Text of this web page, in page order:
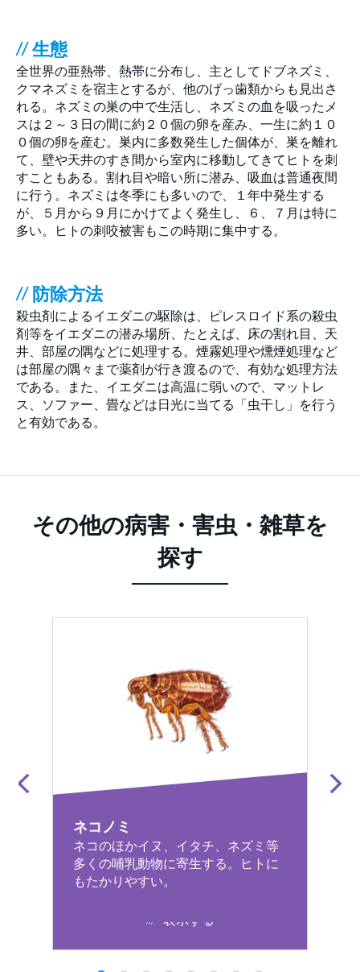
// 生態
全世界の亜熱帯、熱帯に分布し、主としてドブネズミ、
クマネズミを宿主とするが、他のげっ歯類からも見出さ
れる。ネズミの巣の中で生活し、ネズミの血を吸ったメ
スは２～３日の間に約２０個の卵を産み、一生に約１０
０個の卵を産む。巣内に多数発生した個体が、巣を離れ
て、壁や天井のすき間から室内に移動してきてヒトを刺
すこともある。割れ目や暗い所に潜み、吸血は普通夜間
に行う。ネズミは冬季にも多いので、１年中発生する
が、５月から９月にかけてよく発生し、６、７月は特に
多い。ヒトの刺咬被害もこの時期に集中する。
// 防除方法
殺虫剤によるイエダニの駆除は、ピレスロイド系の殺虫
剤等をイエダニの潜み場所、たとえば、床の割れ目、天
井、部屋の隅などに処理する。煙霧処理や燻煙処理など
は部屋の隅々まで薬剤が行き渡るので、有効な処理方法
である。また、イエダニは高温に弱いので、マットレ
ス、ソファー、畳などは日光に当てる「虫干し」を行う
と有効である。
その他の病害・害虫・雑草を
探す
ネコノミ
ネコのほかイヌ、イタチ、ネズミ等
多くの哺乳動物に寄生する。ヒトに
もたかりやすい。
表示する